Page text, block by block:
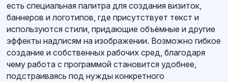
есть специальная палитра для создания визиток,
баннеров и логотипов, где присутствует текст и
используются стили, придающие объёмные и другие
эффекты надписям на изображении. Возможно гибкое
создание и собственных рабочих сред, благодаря
чему работа с программой становится удобнее,
подстраиваясь под нужды конкретного